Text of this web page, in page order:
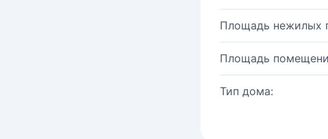
Площадь нежилых
Площадь
Тип дома: